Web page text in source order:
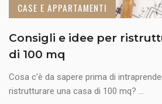
CASE E APPARTAMENTI
Consigli e idee per
di 100 mq
Cosa c’è da sapere prima di
ristrutturare una casa di 100 mq? ...